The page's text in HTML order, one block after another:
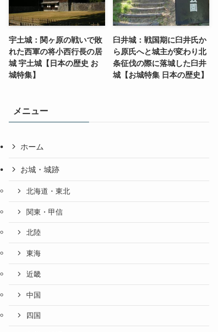
宇土城：関ヶ原の戦いで敗
れた西軍の将小西行長の居
城 宇土城【日本の歴史 お
城特集】
臼井城：戦国期に臼井氏か
ら原氏へと城主が変わり北
条征伐の際に落城した臼井
城【お城特集 日本の歴史】
メニュー
ホーム
お城・城跡
北海道・東北
関東・甲信
北陸
東海
近畿
中国
四国